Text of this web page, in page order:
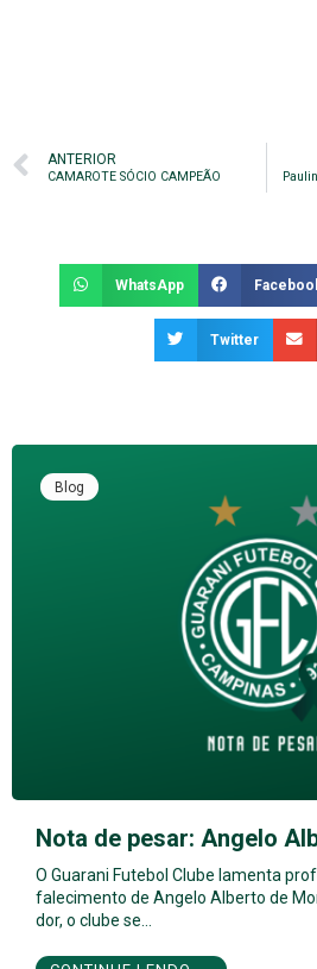
ANTERIOR
CAMAROTE SÓCIO CAMPEÃO
WhatsApp
Twitter
Blog
Nota de pesar: Angelo
O Guarani Futebol Clube lamenta
falecimento de Angelo Alberto de
dor, o clube se…